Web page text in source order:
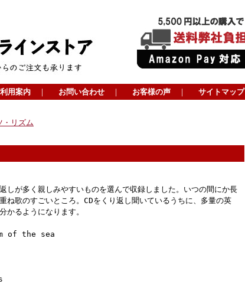
用案内 ｜ お問い合わせ ｜ お客様の声 ｜ サイトマップ
・リズム
しが多く親しみやすいものを選んで収録しました。いつの間にか長
ね歌のすごいところ。CDをくり返し聞いているうちに、多量の英
かるようになります。
of the sea